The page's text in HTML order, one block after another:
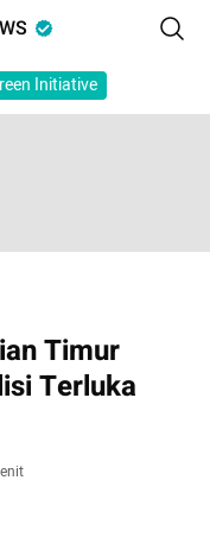
Initiative
Timur
Terluka